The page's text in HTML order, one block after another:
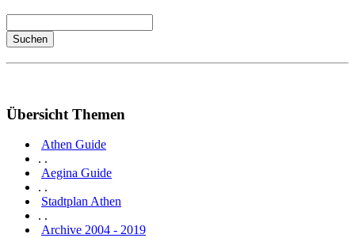
Übersicht Themen
Athen Guide
. .
Aegina Guide
. .
Stadtplan Athen
. .
Archive 2004 - 2019